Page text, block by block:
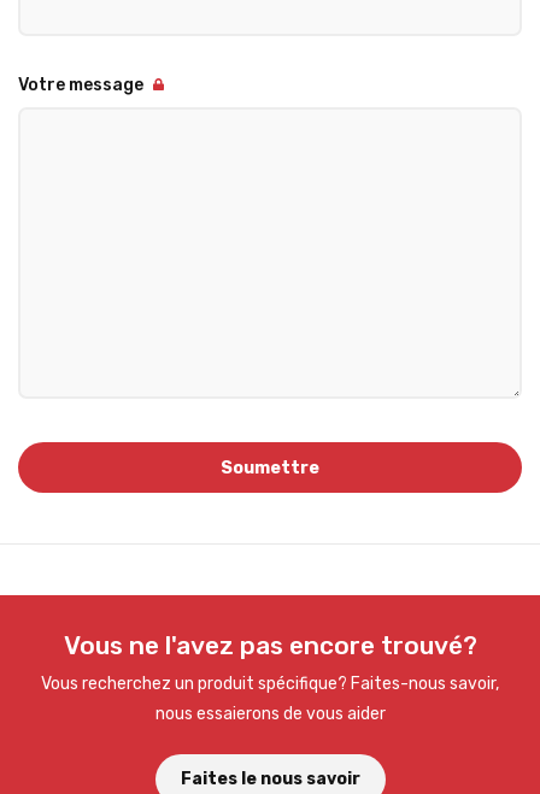
Votre message
Vous ne l'avez pas encore trouvé?
Vous recherchez un produit spécifique? Faites-nous savoir,
nous essaierons de vous aider
Faites le nous savoir